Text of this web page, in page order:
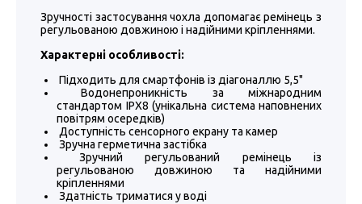
Зручності застосування чохла допомагає ремінець з
регульованою довжиною і надійними кріпленнями.
Характерні особливості:
Підходить для смартфонів із діагоналлю 5,5"
Водонепроникність за міжнародним
стандартом IPX8 (унікальна система наповнених
повітрям осередків)
Доступність сенсорного екрану та камер
Зручна герметична застібка
Зручний регульований ремінець із
регульованою довжиною та надійними
кріпленнями
Здатність триматися у воді